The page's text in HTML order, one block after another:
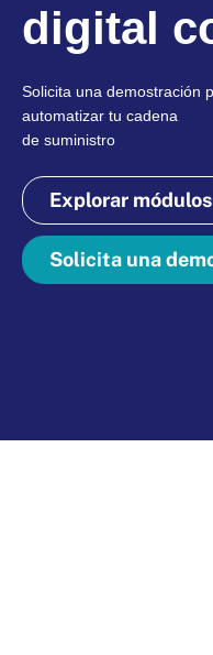
digital
Solicita una demostración
automatizar tu cadena
de suministro
Explorar módulos
Solicita una